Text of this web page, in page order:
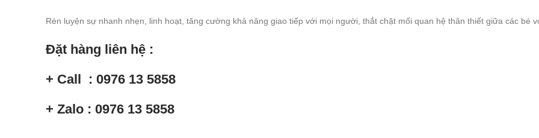
Rèn luyện sự nhanh nhẹn, linh hoạt, tăng cường khả năng giao tiếp với mọi người, thắt chặt mối quan hệ thân thiết giữa các bé
Đặt hàng liên hệ :
+ Call : 0976 13 5858
+ Zalo : 0976 13 5858